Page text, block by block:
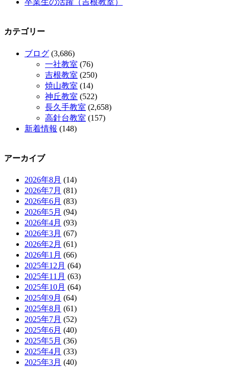
卒業生の活躍（吉根教室）
カテゴリー
ブログ (3,686)
一社教室 (76)
吉根教室 (250)
焼山教室 (14)
神丘教室 (522)
長久手教室 (2,658)
高針台教室 (157)
新着情報 (148)
アーカイブ
2026年8月 (14)
2026年7月 (81)
2026年6月 (83)
2026年5月 (94)
2026年4月 (93)
2026年3月 (67)
2026年2月 (61)
2026年1月 (66)
2025年12月 (64)
2025年11月 (63)
2025年10月 (64)
2025年9月 (64)
2025年8月 (61)
2025年7月 (52)
2025年6月 (40)
2025年5月 (36)
2025年4月 (33)
2025年3月 (40)